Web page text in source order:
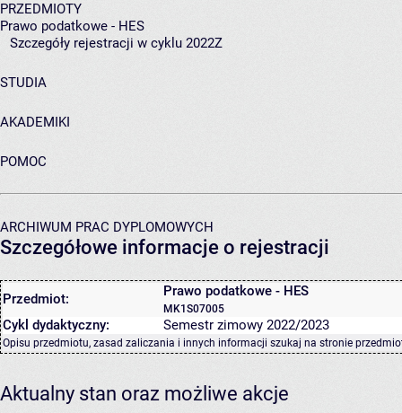
PRZEDMIOTY
Prawo podatkowe - HES
Szczegóły rejestracji w cyklu 2022Z
STUDIA
AKADEMIKI
POMOC
ARCHIWUM PRAC DYPLOMOWYCH
Szczegółowe informacje o rejestracji
Przedmiot: Prawo podatkowe - HES
MK1S07005
Cykl dydaktyczny: Semestr zimowy 2022/2023
Opisu przedmiotu, zasad zaliczania i innych informacji szukaj na stronie
Aktualny stan oraz możliwe akcje